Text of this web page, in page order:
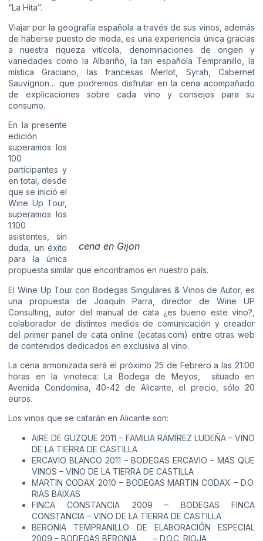
“La Hita”.
Viajar por la geografía española a través de sus vinos, además
de haberse puesto de moda, es una experiencia única gracias
a nuestra riqueza vitícola, denominaciones de origen y
variedades como la Albariño, la tan española Tempranillo, la
mística Graciano, las francesas Merlot, Syrah, Cabernet
Sauvignon… que podremos disfrutar en la cena acompañado
de explicaciones sobre cada vino y consejos para su
consumo.
cena en Gijon
En la presente
edición
superamos los
100
participantes y
en total, desde
que se inició el
Wine Up Tour,
superamos los
1.100
asistentes, sin
duda, un éxito
para la única
propuesta similar que encontramos en nuestro país.
El Wine Up Tour con Bodegas Singulares & Vinos de Autor, es
una propuesta de Joaquín Parra, director de Wine UP
Consulting, autor del manual de cata ¿es bueno este vino?,
colaborador de distintos medios de comunicación y creador
del primer panel de cata online (ecatas.com) entre otras web
de contenidos dedicados en exclusiva al vino.
La cena armonizada será el próximo 25 de Febrero a las 21:00
horas en la vinoteca: La Bodega de Meyos, situado en
Avenida Condomina, 40-42 de Alicante, el precio, sólo 20
euros.
Los vinos que se catarán en Alicante son:
AIRE DE GUZQUE 2011 – FAMILIA RAMÍREZ LUDEÑA – VINO
DE LA TIERRA DE CASTILLA
ERCAVIO BLANCO 2011 – BODEGAS ERCAVIO – MAS QUE
VINOS – VINO DE LA TIERRA DE CASTILLA
MARTIN CODAX 2010 – BODEGAS MARTIN CODAX – D.O.
RIAS BAIXAS
FINCA CONSTANCIA 2009 – BODEGAS FINCA
CONSTANCIA – VINO DE LA TIERRA DE CASTILLA
BERONIA TEMPRANILLO DE ELABORACIÓN ESPECIAL
2009 – BODEGAS BERONIA – D.O.C. RIOJA